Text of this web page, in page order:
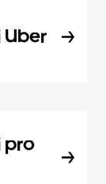
Uber
pro